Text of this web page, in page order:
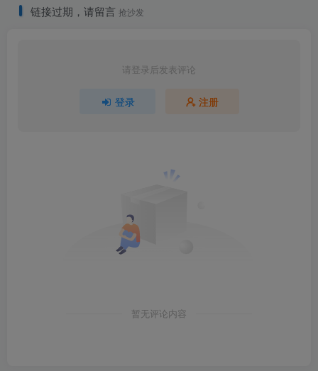
链接过期，请留言 抢沙发
请登录后发表评论
登录 注册
暂无评论内容